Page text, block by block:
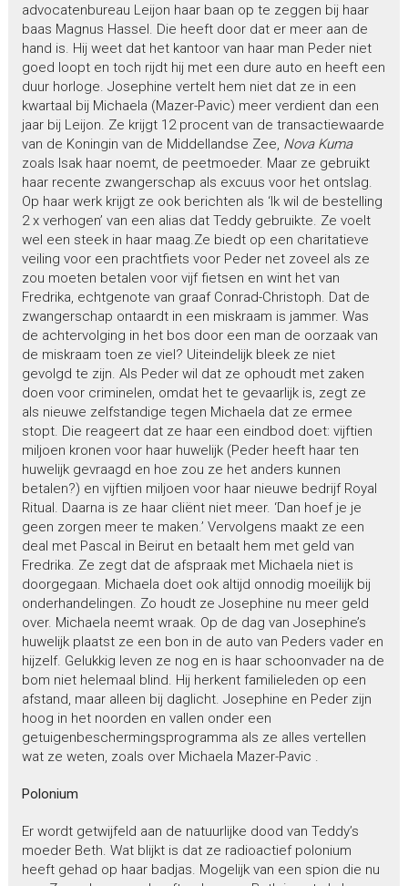
advocatenbureau Leijon haar baan op te zeggen bij haar
baas Magnus Hassel. Die heeft door dat er meer aan de
hand is. Hij weet dat het kantoor van haar man Peder niet
goed loopt en toch rijdt hij met een dure auto en heeft een
duur horloge. Josephine vertelt hem niet dat ze in een
kwartaal bij Michaela (Mazer-Pavic) meer verdient dan een
jaar bij Leijon. Ze krijgt 12 procent van de transactiewaarde
van de Koningin van de Middellandse Zee, Nova Kuma
zoals Isak haar noemt, de peetmoeder. Maar ze gebruikt
haar recente zwangerschap als excuus voor het ontslag.
Op haar werk krijgt ze ook berichten als ‘Ik wil de bestelling
2 x verhogen’ van een alias dat Teddy gebruikte. Ze voelt
wel een steek in haar maag.Ze biedt op een charitatieve
veiling voor een prachtfiets voor Peder net zoveel als ze
zou moeten betalen voor vijf fietsen en wint het van
Fredrika, echtgenote van graaf Conrad-Christoph. Dat de
zwangerschap ontaardt in een miskraam is jammer. Was
de achtervolging in het bos door een man de oorzaak van
de miskraam toen ze viel? Uiteindelijk bleek ze niet
gevolgd te zijn. Als Peder wil dat ze ophoudt met zaken
doen voor criminelen, omdat het te gevaarlijk is, zegt ze
als nieuwe zelfstandige tegen Michaela dat ze ermee
stopt. Die reageert dat ze haar een eindbod doet: vijftien
miljoen kronen voor haar huwelijk (Peder heeft haar ten
huwelijk gevraagd en hoe zou ze het anders kunnen
betalen?) en vijftien miljoen voor haar nieuwe bedrijf Royal
Ritual. Daarna is ze haar cliënt niet meer. ‘Dan hoef je je
geen zorgen meer te maken.’ Vervolgens maakt ze een
deal met Pascal in Beirut en betaalt hem met geld van
Fredrika. Ze zegt dat de afspraak met Michaela niet is
doorgegaan. Michaela doet ook altijd onnodig moeilijk bij
onderhandelingen. Zo houdt ze Josephine nu meer geld
over. Michaela neemt wraak. Op de dag van Josephine’s
huwelijk plaatst ze een bon in de auto van Peders vader en
hijzelf. Gelukkig leven ze nog en is haar schoonvader na de
bom niet helemaal blind. Hij herkent familieleden op een
afstand, maar alleen bij daglicht. Josephine en Peder zijn
hoog in het noorden en vallen onder een
getuigenbeschermingsprogramma als ze alles vertellen
wat ze weten, zoals over Michaela Mazer-Pavic .
Polonium
Er wordt getwijfeld aan de natuurlijke dood van Teddy’s
moeder Beth. Wat blijkt is dat ze radioactief polonium
heeft gehad op haar badjas. Mogelijk van een spion die nu